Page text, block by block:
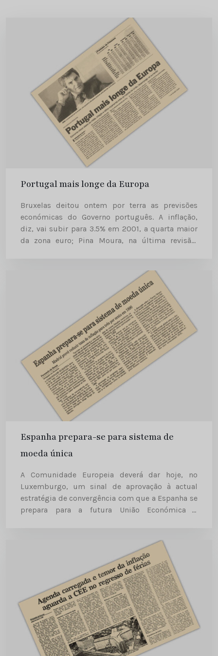
Portugal mais longe da Europa
Bruxelas deitou ontem por terra as previsões
económicas do Governo português. A inflação,
diz, vai subir para 3.5% em 2001, a quarta maior
da zona euro; Pina Moura, na última revisão,
Espanha prepara-se para sistema de
moeda única
A Comunidade Europeia deverá dar hoje, no
Luxemburgo, um sinal de aprovação à actual
estratégia de convergência com que a Espanha se
prepara para a futura União Económica e